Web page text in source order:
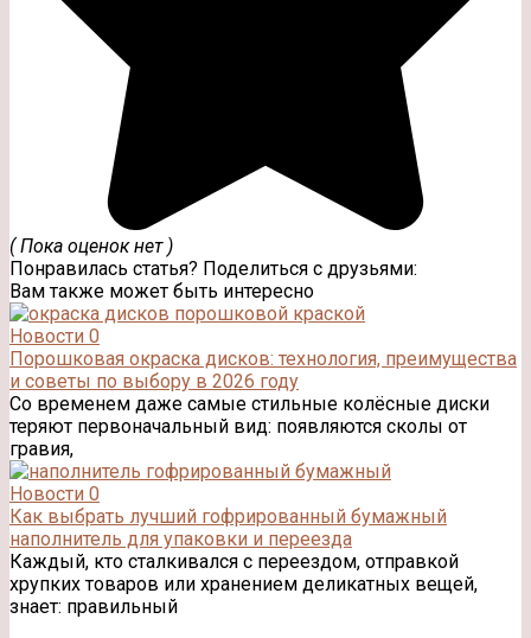
( Пока оценок нет )
Понравилась статья? Поделиться с друзьями:
Вам также может быть интересно
Новости 0
Порошковая окраска дисков: технология, преимущества
и советы по выбору в 2026 году
Со временем даже самые стильные колёсные диски
теряют первоначальный вид: появляются сколы от
гравия,
Новости 0
Как выбрать лучший гофрированный бумажный
наполнитель для упаковки и переезда
Каждый, кто сталкивался с переездом, отправкой
хрупких товаров или хранением деликатных вещей,
знает: правильный